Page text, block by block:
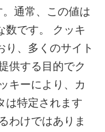
通常、この値は
数です。 クッキ
り、多くのサイト
供する目的でク
キーにより、カ
は特定されます
わけではありま